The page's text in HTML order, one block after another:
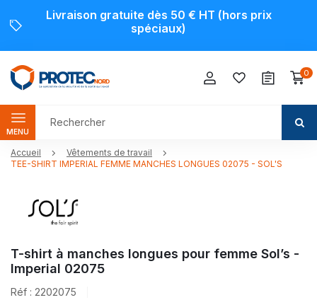
Livraison gratuite dès 50 € HT (hors prix
spéciaux)
0
MENU
Accueil
Vêtements de travail
TEE-SHIRT IMPERIAL FEMME MANCHES LONGUES 02075 - SOL'S
T-shirt à manches longues pour femme Sol’s -
Imperial 02075
Réf : 2202075